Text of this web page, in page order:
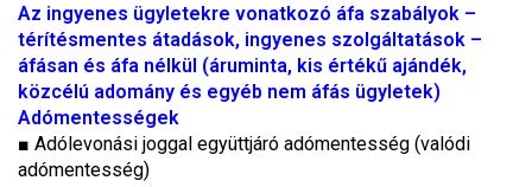
Az ingyenes ügyletekre vonatkozó áfa szabályok –
térítésmentes átadások, ingyenes szolgáltatások –
áfásan és áfa nélkül (áruminta, kis értékű ajándék,
közcélú adomány és egyéb nem áfás ügyletek)
Adómentességek
■ Adólevonási joggal együttjáró adómentesség (valódi
adómentesség)